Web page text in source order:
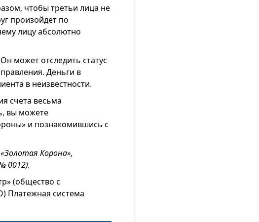
чтобы третьи лица не
произойдет по
лицу абсолютно
может отследить статус
Деньги в
в неизвестности.
счета весьма
вы можете
и познакомившись с
Корона»,
0012).
(общество с
Платежная система